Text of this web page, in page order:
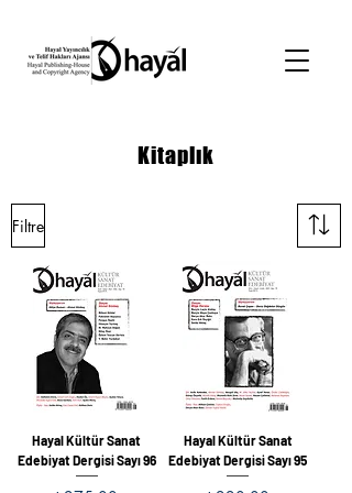
Kitaplık
Filtre
Hayal Kültür Sanat
Edebiyat Dergisi Sayı 96
Hayal Kültür Sanat
Edebiyat Dergisi Sayı 95